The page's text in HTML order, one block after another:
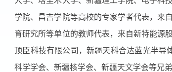
学院、昌吉学院等高校的专家学者代表，来
育研究所等单位的教师代表，来自新特能源
顶臣科技有限公司，新疆天科合达蓝光半导
科学学会、新疆核学会、新疆天文学会等兄